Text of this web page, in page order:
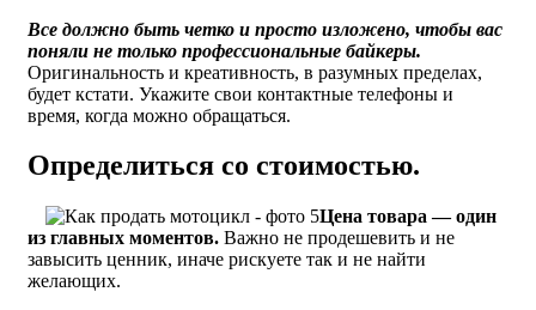
Все должно быть четко и просто изложено, чтобы вас
поняли не только профессиональные байкеры.
Оригинальность и креативность, в разумных пределах,
будет кстати. Укажите свои контактные телефоны и
время, когда можно обращаться.
Определиться со стоимостью.
Цена товара — один
из главных моментов. Важно не продешевить и не
завысить ценник, иначе рискуете так и не найти
желающих.